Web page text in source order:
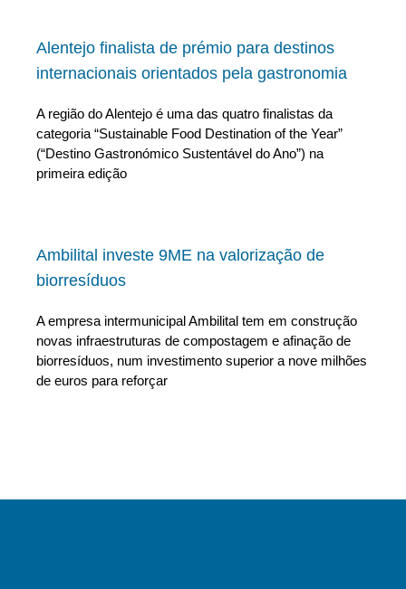
Alentejo finalista de prémio para destinos
internacionais orientados pela gastronomia
A região do Alentejo é uma das quatro finalistas da
categoria “Sustainable Food Destination of the Year”
(“Destino Gastronómico Sustentável do Ano”) na
primeira edição
Ambilital investe 9ME na valorização de
biorresíduos
A empresa intermunicipal Ambilital tem em construção
novas infraestruturas de compostagem e afinação de
biorresíduos, num investimento superior a nove milhões
de euros para reforçar